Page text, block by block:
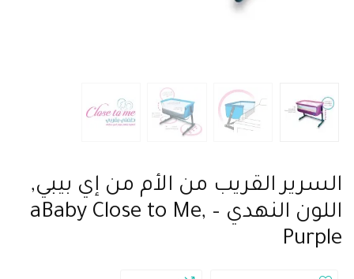
السرير القريب من الأم من إي بيبي,
اللون النهدي – aBaby Close to Me,
Purple